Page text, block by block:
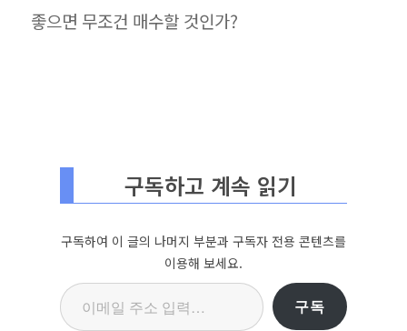
좋으면 무조건 매수할 것인가?
구독하고 계속 읽기
구독하여 이 글의 나머지 부분과 구독자 전용 콘텐츠를
이용해 보세요.
이메일 주소 입력…
구독